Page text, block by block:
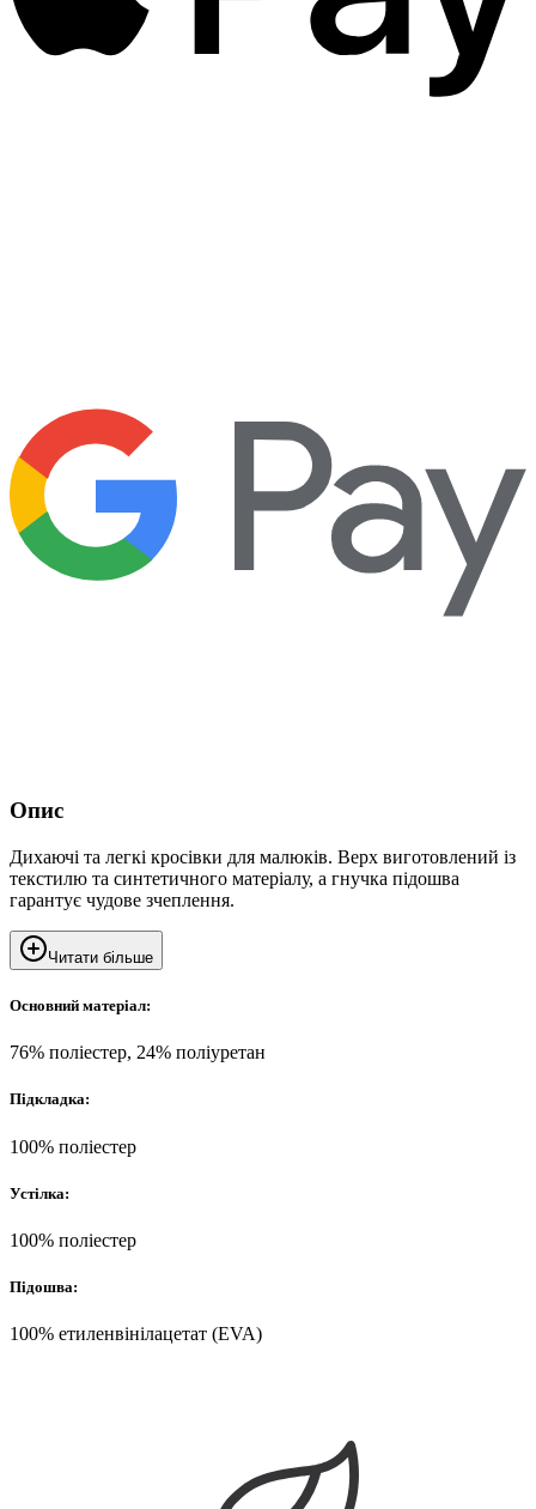
Опис
Дихаючі та легкі кросівки для малюків. Верх виготовлений із
текстилю та синтетичного матеріалу, а гнучка підошва
гарантує чудове зчеплення.
Читати більше
Основний матеріал:
76% поліестер, 24% поліуретан
Підкладка:
100% поліестер
Устілка:
100% поліестер
Підошва:
100% етиленвінілацетат (EVA)